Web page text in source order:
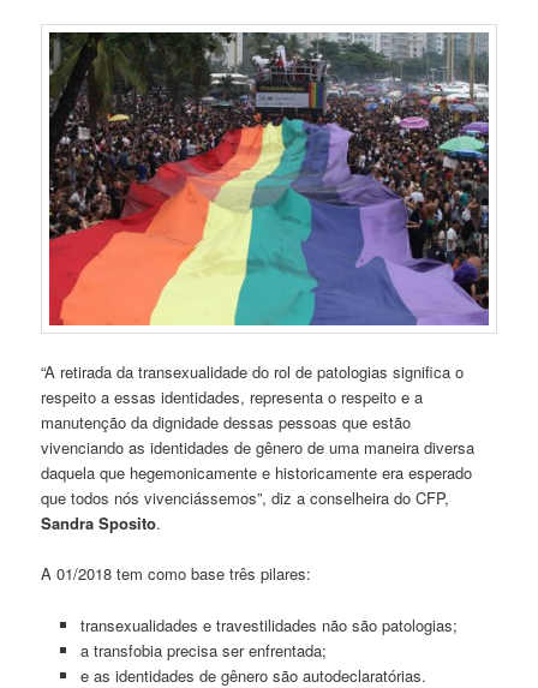
“A retirada da transexualidade do rol de patologias significa o
respeito a essas identidades, representa o respeito e a
manutenção da dignidade dessas pessoas que estão
vivenciando as identidades de gênero de uma maneira diversa
daquela que hegemonicamente e historicamente era esperado
que todos nós vivenciássemos”, diz a conselheira do CFP,
Sandra Sposito.
A 01/2018 tem como base três pilares:
transexualidades e travestilidades não são patologias;
a transfobia precisa ser enfrentada;
e as identidades de gênero são autodeclaratórias.